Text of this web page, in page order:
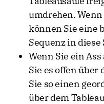
umdrehen.
können Sie eine
Sequenz in
Wenn Sie ein
Sie es offen über
Sie so einen
über dem